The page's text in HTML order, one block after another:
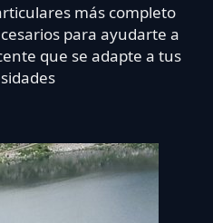
más completo
para ayudarte a
que se adapte a tus